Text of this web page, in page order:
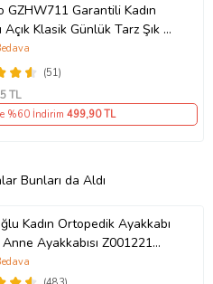
GZHW711 Garantili Kadın
Açık Klasik Günlük Tarz Şık ve
Ayakkabı (Vizon)
(51)
TL
%60 İndirim 499,90 TL
Bunları da Aldı
Kadın Ortopedik Ayakkabı